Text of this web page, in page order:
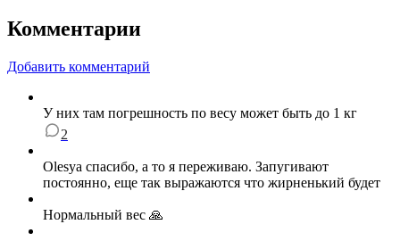
Комментарии
Добавить комментарий
У них там погрешность по весу может быть до 1 кг
2
Olesya спасибо, а то я переживаю. Запугивают
постоянно, еще так выражаются что жирненький будет
Нормальный вес 🙏